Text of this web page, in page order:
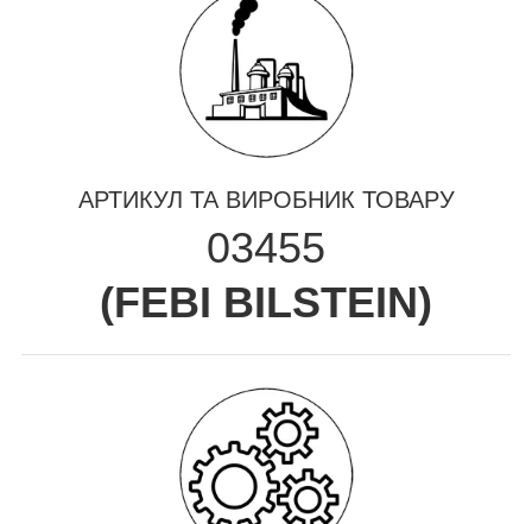
АРТИКУЛ ТА ВИРОБНИК ТОВАРУ
03455
(FEBI BILSTEIN)